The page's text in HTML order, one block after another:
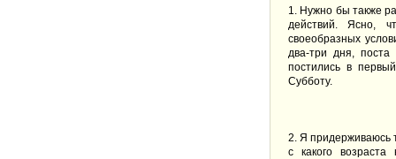
1. Нужно бы также
действий. Ясно,
своеобразных
два-три дня,
постились в
Субботу.
2. Я придерживаюсь
с какого